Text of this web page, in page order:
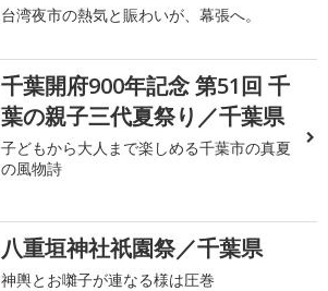
台湾夜市の熱気と賑わいが、幕張へ。
千葉開府900年記念 第51回 千
葉の親子三代夏祭り／千葉県
子どもから大人まで楽しめる千葉市の真夏
の風物詩
八重垣神社祇園祭／千葉県
神輿とお囃子が連なる様は圧巻